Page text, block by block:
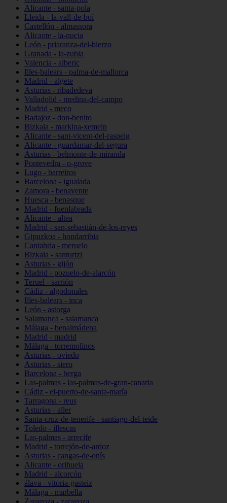
Alicante - santa-pola
Lleida - la-vall-de-boí
Castellón - almassora
Alicante - la-nucia
León - priaranza-del-bierzo
Granada - la-zubia
Valencia - alberic
Illes-balears - palma-de-mallorca
Madrid - algete
Asturias - ribadedeva
Valladolid - medina-del-campo
Madrid - meco
Badajoz - don-benito
Bizkaia - markina-xemein
Alicante - sant-vicent-del-raspeig
Alicante - guardamar-del-segura
Asturias - belmonte-de-miranda
Pontevedra - o-grove
Lugo - barreiros
Barcelona - igualada
Zamora - benavente
Huesca - benasque
Madrid - fuenlabrada
Alicante - altea
Madrid - san-sebastián-de-los-reyes
Gipuzkoa - hondarribia
Cantabria - meruelo
Bizkaia - santurtzi
Asturias - gijón
Madrid - pozuelo-de-alarcón
Teruel - sarrión
Cádiz - algodonales
Illes-balears - inca
León - astorga
Salamanca - salamanca
Málaga - benalmádena
Madrid - madrid
Málaga - torremolinos
Asturias - oviedo
Asturias - siero
Barcelona - berga
Las-palmas - las-palmas-de-gran-canaria
Cádiz - el-puerto-de-santa-maría
Tarragona - reus
Asturias - aller
Santa-cruz-de-tenerife - santiago-del-teide
Toledo - illescas
Las-palmas - arrecife
Madrid - torrejón-de-ardoz
Asturias - cangas-de-onís
Alicante - orihuela
Madrid - alcorcón
álava - vitoria-gasteiz
Málaga - marbella
Zaragoza - zaragoza